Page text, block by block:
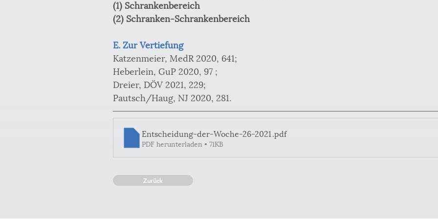
(1) Schrankenbereich
(2) Schranken-Schrankenbereich
E. Zur Vertiefung
Katzenmeier, MedR 2020, 641;
Heberlein, GuP 2020, 97 ;
Dreier, DÖV 2021, 229;
Pautsch/Haug, NJ 2020, 281.
Entscheidung-der-Woche-26-2021.pdf
PDF herunterladen • 71KB
Zurück